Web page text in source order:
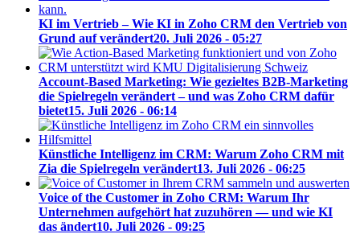
KI im Vertrieb – Wie KI in Zoho CRM den Vertrieb von
Grund auf verändert20. Juli 2026 - 05:27
Account-Based Marketing: Wie gezieltes B2B-Marketing
die Spielregeln verändert – und was Zoho CRM dafür
bietet15. Juli 2026 - 06:14
Künstliche Intelligenz im CRM: Warum Zoho CRM mit
Zia die Spielregeln verändert13. Juli 2026 - 06:25
Voice of the Customer in Zoho CRM: Warum Ihr
Unternehmen aufgehört hat zuzuhören — und wie KI
das ändert10. Juli 2026 - 09:25